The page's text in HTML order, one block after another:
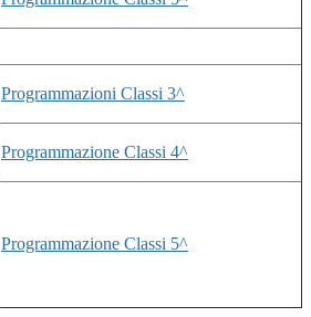
Programmazioni Classi 3^
Programmazione Classi 4^
Programmazione Classi 5^